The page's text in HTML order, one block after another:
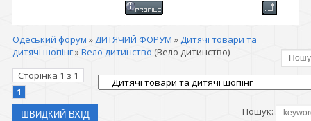
Одеський форум »ДИТЯЧИЙ ФОРУМ »Дитячі товари та
дитячі шопінг»Вело дитинство (Вело дитинство)
Сторінка 1 з 1
1
Пошук: